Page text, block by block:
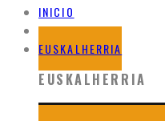
INICIO
BLOG
EUSKALHERRIA
EUSKALHERRIA